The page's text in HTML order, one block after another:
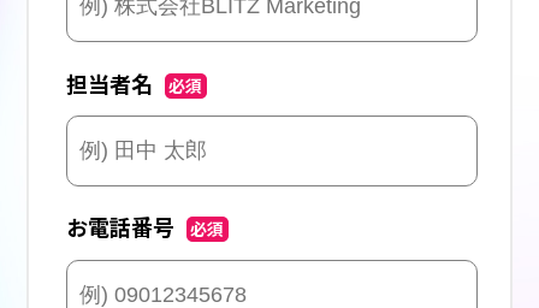
担当者名 必須
お電話番号 必須